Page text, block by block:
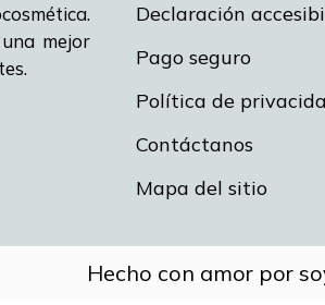
mejor
Declaración
Pago seguro
Política de
Contáctanos
Mapa del sitio
Hecho con amor por